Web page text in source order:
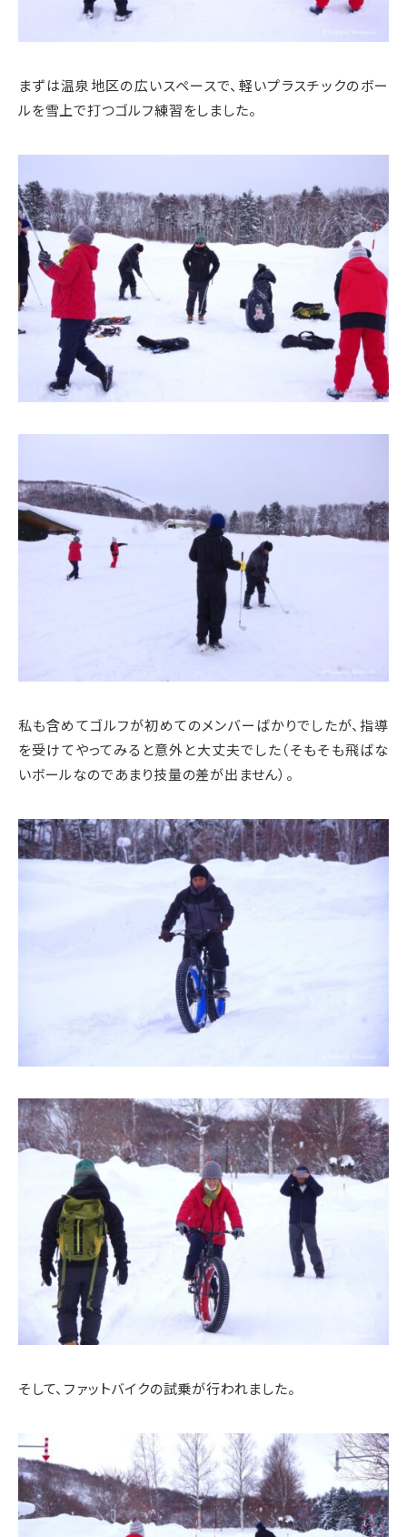
まずは温泉地区の広いスペースで、軽いプラスチックのボー
ルを雪上で打つゴルフ練習をしました。
私も含めてゴルフが初めてのメンバーばかりでしたが、指導
を受けてやってみると意外と大丈夫でした（そもそも飛ばな
いボールなのであまり技量の差が出ません）。
そして、ファットバイクの試乗が行われました。